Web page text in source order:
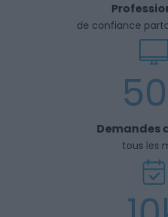
de confiance
Demandes
tous les